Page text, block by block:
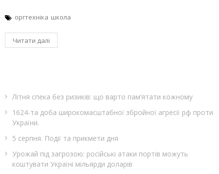
оргтехніка школа
Читати далі
Літня спека без ризиків: що варто пам’ятати кожному
1624-та доба широкомасштабної збройної агресії рф проти
України.
5 серпня. Події та прикмети дня
Урожай під загрозою: російські атаки портів можуть
коштувати Україні мільярди доларів